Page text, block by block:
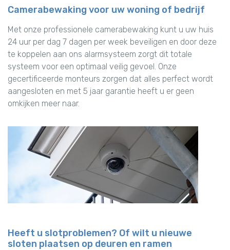
Camerabewaking voor uw woning of bedrijf
Met onze professionele camerabewaking kunt u uw huis
24 uur per dag 7 dagen per week beveiligen en door deze
te koppelen aan ons alarmsysteem zorgt dit totale
systeem voor een optimaal veilig gevoel. Onze
gecertificeerde monteurs zorgen dat alles perfect wordt
aangesloten en met 5 jaar garantie heeft u er geen
omkijken meer naar.
Heeft u slotproblemen? Of wilt u nieuwe
sloten plaatsen op deuren en ramen